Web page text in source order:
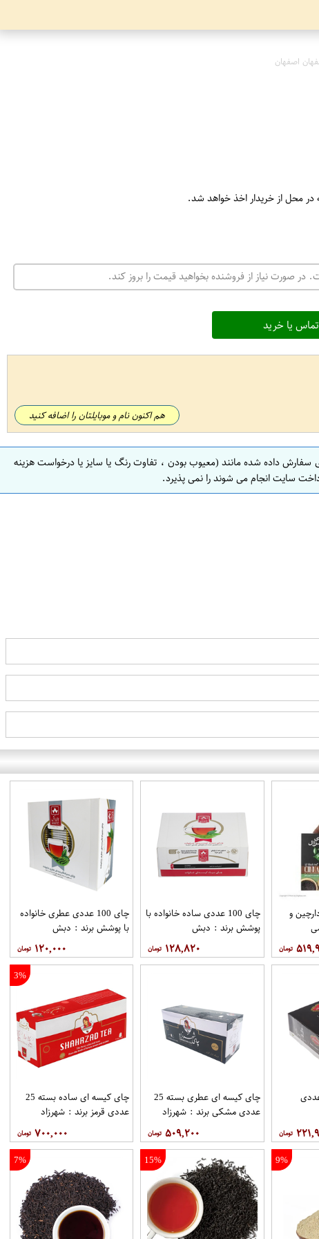
اصفهان
در محل از خریدار اخذ خواهد شد.
در صورت نیاز از فروشنده بخواهید قیمت را بروز کند.
یا خرید
هم اکنون نام و موبایلتان را اضافه کنید
سفارش داده شده مانند (معیوب بودن ، تفاوت رنگ یا سایز یا درخواست هزینه
سایت انجام می شوند را نمی پذیرد.
و
چای 100 عددی ساده خانواده با
پوشش برند : دبش
۱۲۸,۸۲۰
چای 100 عددی عطری خانواده
با پوشش برند : دبش
۱۲۰,۰۰۰
عطری 100 عددی
چای کیسه ای عطری بسته 25
عددی مشکی برند : شهرزاد
۵۰۹,۲۰۰
3%
چای کیسه ای ساده بسته 25
عددی قرمز برند : شهرزاد
۷۰۰,۰۰۰
9%
15%
7%